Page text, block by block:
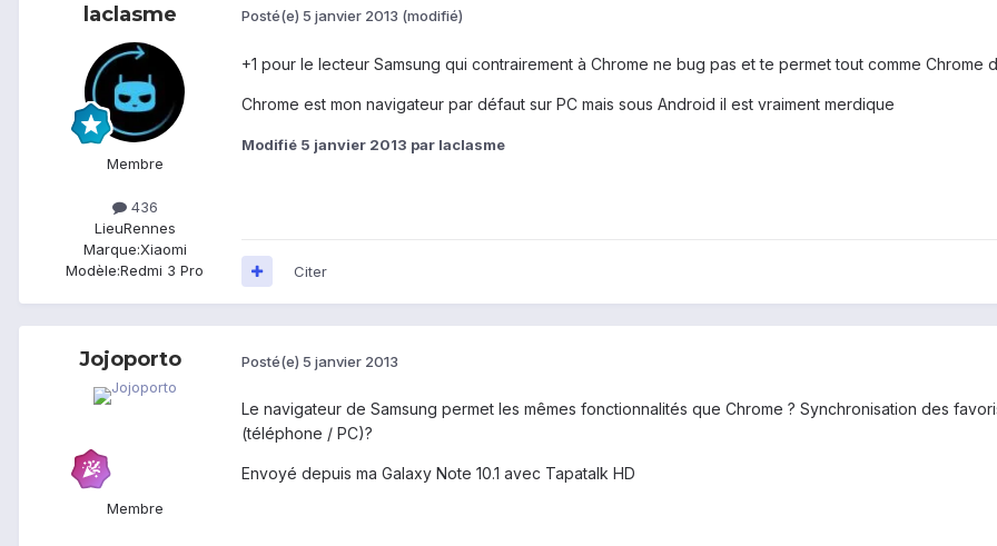
laclasme
Membre
436
LieuRennes
Marque:Xiaomi
Modèle:Redmi 3 Pro
Posté(e) 5 janvier 2013 (modifié)
+1 pour le lecteur Samsung qui contrairement à Chrome ne bug pas et te permet tout comme Chrome
Chrome est mon navigateur par défaut sur PC mais sous Android il est vraiment merdique
Modifié 5 janvier 2013 par laclasme
Citer
Jojoporto
Membre
Posté(e) 5 janvier 2013
Le navigateur de Samsung permet les mêmes fonctionnalités que Chrome ? Synchronisation des
(téléphone / PC)?
Envoyé depuis ma Galaxy Note 10.1 avec Tapatalk HD